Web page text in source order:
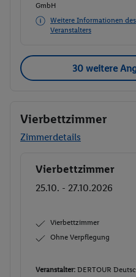
GmbH
Weitere Informationen des
Veranstalters
30 weitere
Vierbettzimmer
Zimmerdetails
Buchen
Vierbettzimmer
25.10. - 27.10.2026
Vierbettzimmer
Ohne Verpflegung
Veranstalter: DERTOUR